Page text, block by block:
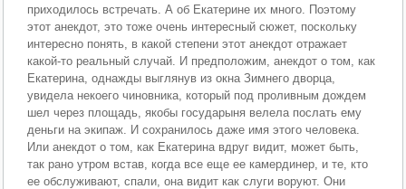
приходилось встречать. А об Екатерине их много. Поэтому
этот анекдот, это тоже очень интересный сюжет, поскольку
интересно понять, в какой степени этот анекдот отражает
какой-то реальный случай. И предположим, анекдот о том, как
Екатерина, однажды выглянув из окна Зимнего дворца,
увидела некоего чиновника, который под проливным дождем
шел через площадь, якобы государыня велела послать ему
деньги на экипаж. И сохранилось даже имя этого человека.
Или анекдот о том, как Екатерина вдруг видит, может быть,
так рано утром встав, когда все еще ее камердинер, и те, кто
ее обслуживают, спали, она видит как слуги воруют. Они